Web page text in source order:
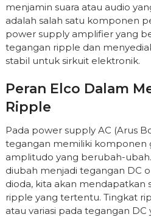
menjamin suara atau audio
adalah salah satu komponen
power supply amplifier yang
tegangan ripple dan
stabil untuk sirkuit elektronik.
Peran Elco Dalam
Ripple
Pada power supply AC (Arus
tegangan memiliki komponen
amplitudo yang berubah-
diubah menjadi tegangan DC
dioda, kita akan mendapatkan
ripple yang tertentu. Tingkat
atau variasi pada tegangan DC